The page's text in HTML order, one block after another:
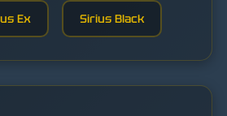
Ex Sirius Black